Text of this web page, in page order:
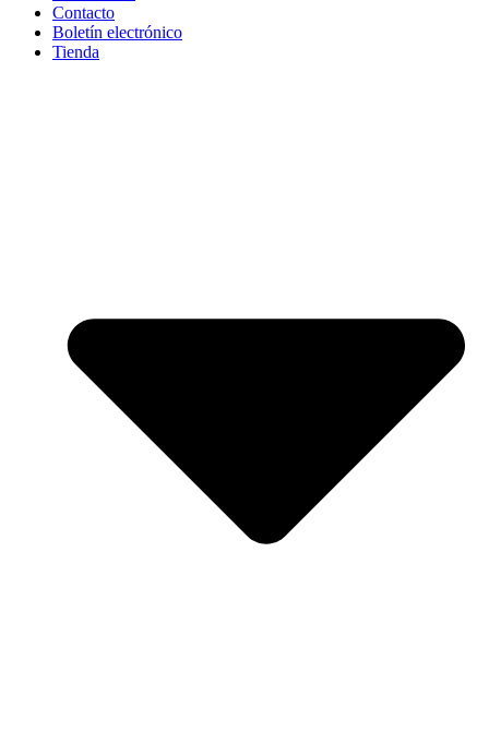
Contacto
Boletín electrónico
Tienda